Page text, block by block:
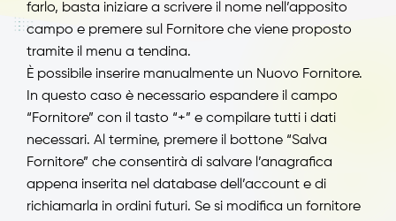
farlo, basta iniziare a scrivere il nome nell’apposito
campo e premere sul Fornitore che viene proposto
tramite il menu a tendina.
È possibile inserire manualmente un Nuovo Fornitore.
In questo caso è necessario espandere il campo
“Fornitore” con il tasto “+” e compilare tutti i dati
necessari. Al termine, premere il bottone “Salva
Fornitore” che consentirà di salvare l’anagrafica
appena inserita nel database dell’account e di
richiamarla in ordini futuri. Se si modifica un fornitore